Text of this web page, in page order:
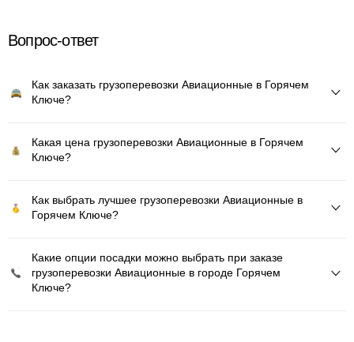
Вопрос-ответ
Как заказать грузоперевозки Авиационные в Горячем
Ключе?
Какая цена грузоперевозки Авиационные в Горячем
Ключе?
Как выбрать лучшее грузоперевозки Авиационные в
Горячем Ключе?
Какие опции посадки можно выбрать при заказе
грузоперевозки Авиационные в городе Горячем
Ключе?